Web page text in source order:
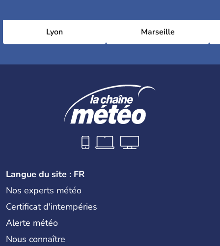
Lyon Marseille
Langue du site : FR
Nos experts météo
Certificat d'intempéries
Alerte météo
Nous connaître